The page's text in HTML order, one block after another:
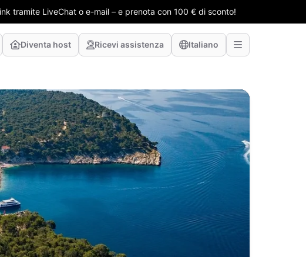
tramite LiveChat o e-mail – e prenota con 100 € di sconto!
Diventa host Ricevi assistenza Italiano